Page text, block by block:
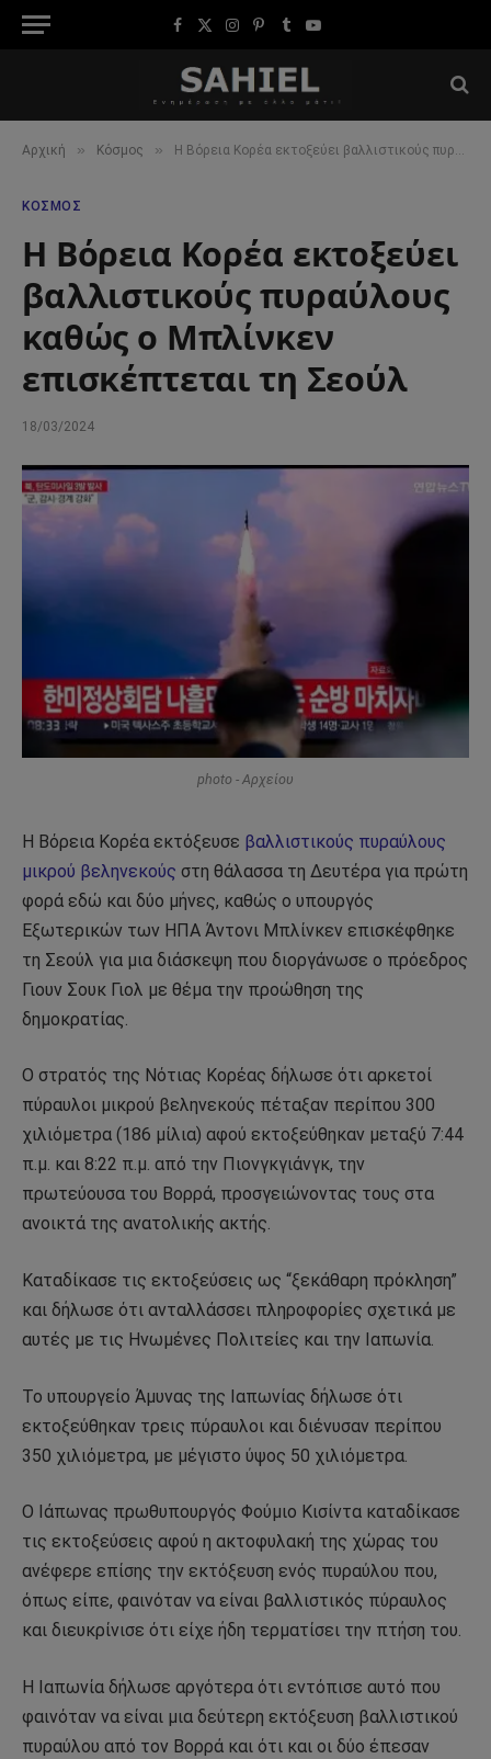
Facebook
X
Instagram
Pinterest
TumblrYouTube
Αρχική » Κόσμος » Η Βόρεια Κορέα εκτοξεύει βαλλιστικούς πυραύλους καθώς ο Μπλίνκεν επισκέπτεται τη Σεούλ
ΚΌΣΜΟΣ
Η Βόρεια Κορέα εκτοξεύει
βαλλιστικούς πυραύλους
καθώς ο Μπλίνκεν
επισκέπτεται τη Σεούλ
18/03/2024
photo - Αρχείου
Η Βόρεια Κορέα εκτόξευσε βαλλιστικούς πυραύλους
μικρού βεληνεκούς στη θάλασσα τη Δευτέρα για πρώτη
φορά εδώ και δύο μήνες, καθώς ο υπουργός
Εξωτερικών των ΗΠΑ Άντονι Μπλίνκεν επισκέφθηκε
τη Σεούλ για μια διάσκεψη που διοργάνωσε ο πρόεδρος
Γιουν Σουκ Γιολ με θέμα την προώθηση της
δημοκρατίας.
Ο στρατός της Νότιας Κορέας δήλωσε ότι αρκετοί
πύραυλοι μικρού βεληνεκούς πέταξαν περίπου 300
χιλιόμετρα (186 μίλια) αφού εκτοξεύθηκαν μεταξύ 7:44
π.μ. και 8:22 π.μ. από την Πιονγκγιάνγκ, την
πρωτεύουσα του Βορρά, προσγειώνοντας τους στα
ανοικτά της ανατολικής ακτής.
Καταδίκασε τις εκτοξεύσεις ως “ξεκάθαρη πρόκληση”
και δήλωσε ότι ανταλλάσσει πληροφορίες σχετικά με
αυτές με τις Ηνωμένες Πολιτείες και την Ιαπωνία.
Το υπουργείο Άμυνας της Ιαπωνίας δήλωσε ότι
εκτοξεύθηκαν τρεις πύραυλοι και διένυσαν περίπου
350 χιλιόμετρα, με μέγιστο ύψος 50 χιλιόμετρα.
Ο Ιάπωνας πρωθυπουργός Φούμιο Κισίντα καταδίκασε
τις εκτοξεύσεις αφού η ακτοφυλακή της χώρας του
ανέφερε επίσης την εκτόξευση ενός πυραύλου που,
όπως είπε, φαινόταν να είναι βαλλιστικός πύραυλος
και διευκρίνισε ότι είχε ήδη τερματίσει την πτήση του.
Η Ιαπωνία δήλωσε αργότερα ότι εντόπισε αυτό που
φαινόταν να είναι μια δεύτερη εκτόξευση βαλλιστικού
πυραύλου από τον Βορρά και ότι και οι δύο έπεσαν